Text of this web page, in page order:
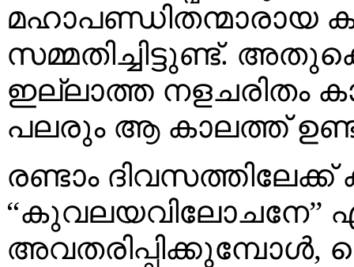
മഹാപണ്ഡിതന്മാരായ
സമ്മതിച്ചിട്ടുണ്ട്.
ഇല്ലാത്ത നളചരിതം
പലരും ആ കാലത്ത്
രണ്ടാം
“കുവലയവിലോചനേ”
അവതരിപ്പിക്കുമ്പോള്‍,